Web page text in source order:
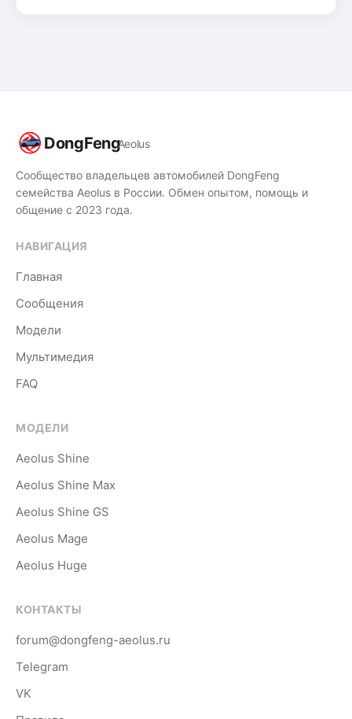
DongFengAeolus
Сообщество владельцев автомобилей DongFeng
семейства Aeolus в России. Обмен опытом, помощь и
общение с 2023 года.
НАВИГАЦИЯ
Главная
Сообщения
Модели
Мультимедия
FAQ
МОДЕЛИ
Aeolus Shine
Aeolus Shine Max
Aeolus Shine GS
Aeolus Mage
Aeolus Huge
КОНТАКТЫ
forum@dongfeng-aeolus.ru
Telegram
VK